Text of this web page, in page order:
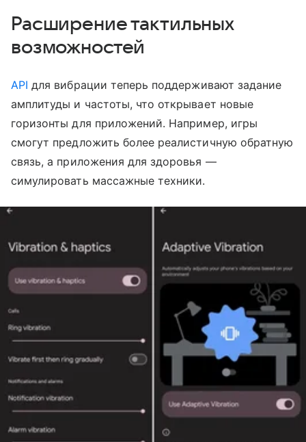
Расширение тактильных
возможностей
API для вибрации теперь поддерживают задание
амплитуды и частоты, что открывает новые
горизонты для приложений. Например, игры
смогут предложить более реалистичную обратную
связь, а приложения для здоровья —
симулировать массажные техники.